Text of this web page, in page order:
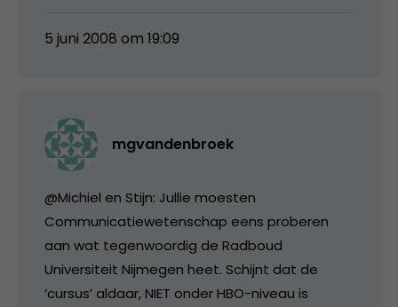
5 juni 2008 om 19:09
mgvandenbroek
@Michiel en Stijn: Jullie moesten
Communicatiewetenschap eens proberen
aan wat tegenwoordig de Radboud
Universiteit Nijmegen heet. Schijnt dat de
‘cursus’ aldaar, NIET onder HBO-niveau is